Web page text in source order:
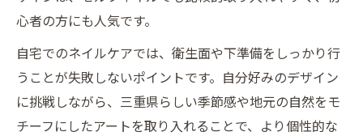
心者の方にも人気です。
自宅でのネイルケアでは、衛生面や下準備をしっかり行
うことが失敗しないポイントです。自分好みのデザイン
に挑戦しながら、三重県らしい季節感や地元の自然をモ
チーフにしたアートを取り入れることで、より個性的な